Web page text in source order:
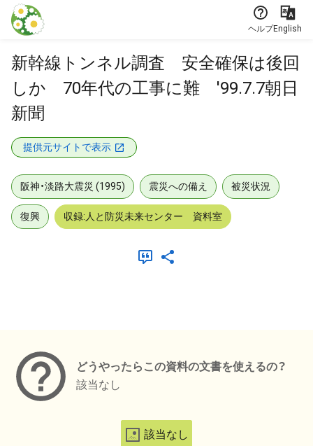
本文に飛ぶ
ヘルプEnglish
新幹線トンネル調査 安全確保は後回
しか 70年代の工事に難 '99.7.7朝日
新聞
提供元サイトで表示
阪神・淡路大震災 (1995) 震災への備え 被災状況
復興 収録:人と防災未来センター 資料室
どうやったらこの資料の文書を使えるの？
該当なし
該当なし